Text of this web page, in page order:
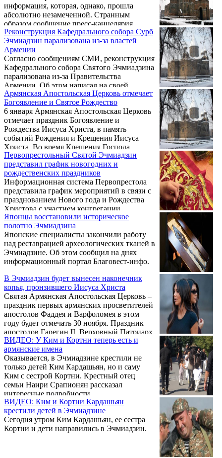
страницы истории», в которой
рассказывается о сражении.История русско-
армянских отношений богата страницами
боевой славы, геройства и братства. Но
Ошаканская битва, когда ...
информация, которая, однако, прошла
абсолютно незамеченной. Странным
образом сообщение пресс-канцелярия
Первопрестольного Святого Эчмиадзина о
состоявшемся в Эчмиадзине под высоким
председательством Католикоса всех армян
Гарегина Второго собрании епископов и
епархиальных лидеров не удостоилось
внимания общественности и СМИ: его
опубликовал только указанный сайт. Между
тем сообщение таит в себе весьма
серьезную и тревожную информацию, ...
Реконструкция Кафедрального собора Сурб
Эчмиадзин парализована из-за властей
Армении
Согласно сообщениям СМИ, реконструкция
Кафедрального собора Святого Эчмиадзина
парализована из-за Правительства
Армении. Об этом написал на своей
странице в «Facebook» вице-председатель
Республиканской партии Армении Армен
Ашотян. Он, в частности, отметил: .
Армянская Апостольская Церковь отмечает
Богоявление и Святое Рождество
6 января Армянская Апостольская Церковь
отмечает праздник Богоявление и
Рождества Иисуса Христа, в память
событий Рождения и Крещения Иисуса
Христа. Во время Крещения Господа
явилось свидетельство от Бога Отца: «Сей
есть Сын Мой Возлюбленный, в Котором
Мое благоволение» (Мат. 3:17, Марк. 1:11,
Лук. 3:22) и Дух Святой в виде голубя
снизошёл на Христа. Так происходит
второе Богоявление. Таким образом,
двойное откровение Богоявления через
Рождество и Крещение Христа церковь
празднует воедино 6-го января ...
Первопрестольный Святой Эчмиадзин
представил график новогодних и
рождественских праздников
Информационная система Первопрестола
представила график мероприятий в связи с
празднованием Нового года и Рождества
Христова с участием конгрегации
Первопрестола.
Японцы восстановили историческое
полотно Эчмиадзина
Японские специалисты закончили работу
над реставрацией археологических тканей в
Эчмиадзине. Об этом сообщил на днях
информационный портал Благовест-инфо.
В Эчмиадзин будет вынесен наконечник
копья, пронзившего Иисуса Христа
Святая Армянская Апостольская Церковь –
праздник первых армянских просветителей
апостолов Фаддея и Варфоломея в этом
году будет отмечать 30 ноября. Праздник
апостолов Гарегин II, Верховный Патриарх
и Католикос Всех Армян с 2015 года
объявил Днем Святого Гегарда – копья,
пронзившего Иисуса Христа.
ВИДЕО: У Ким и Кортни теперь есть и
армянские имена
Оказывается, в Эчмиадзине крестили не
только детей Ким Кардашьян, но и саму
Ким с сестрой Кортни. Крестный отец
семьи Наири Срапионян рассказал
интересные подробности..
ВИДЕО: Ким и Кортни Кардашьян
крестили детей в Эчмиадзине
Сегодня утром Ким Кардашьян, ее сестра
Кортни и дети направились в Эчмиадзин.